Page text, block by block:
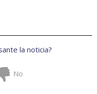
la noticia?
No